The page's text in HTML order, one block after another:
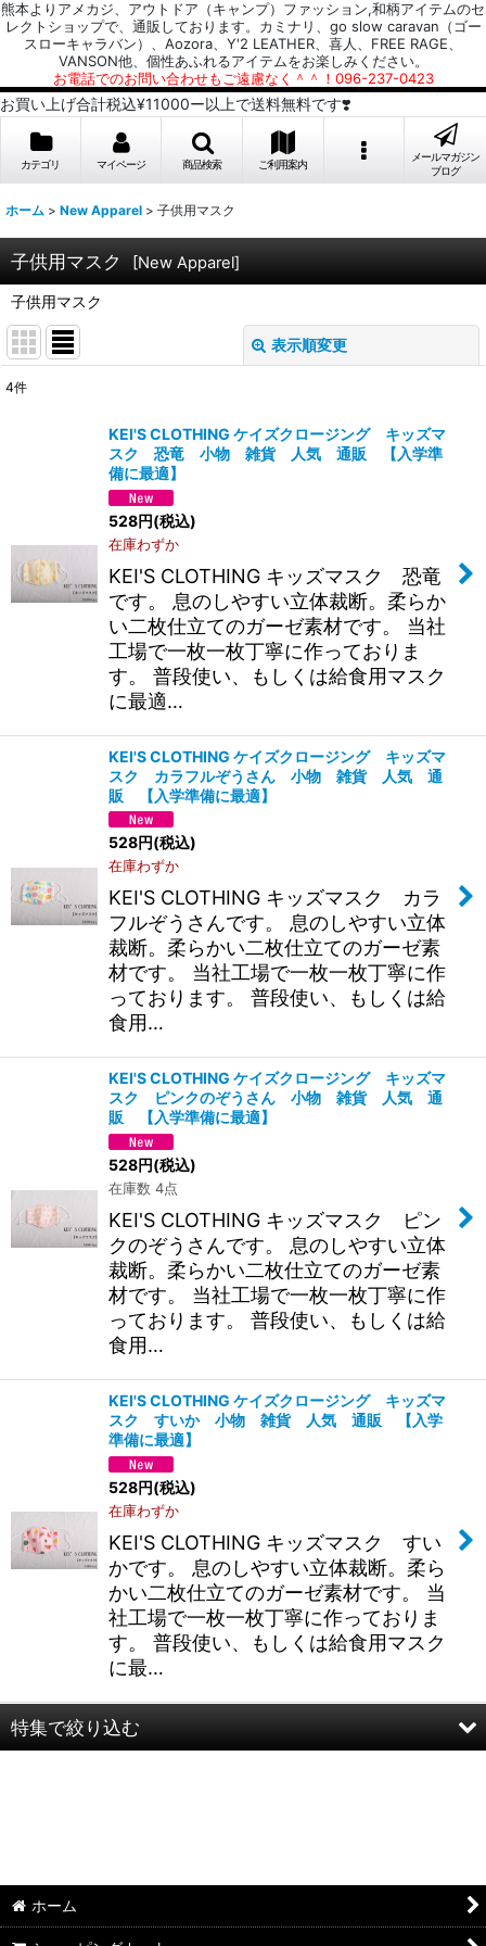
熊本よりアメカジ、アウトドア（キャンプ）ファッション,和柄アイテムのセ
レクトショップで、通販しております。カミナリ、go slow caravan（ゴー
スローキャラバン）、Aozora、Y'2 LEATHER、喜人、FREE RAGE、
VANSON他、個性あふれるアイテムをお楽しみください。
お電話でのお問い合わせもご遠慮なく＾＾！096-237-0423
お買い上げ合計税込¥11000ー以上で送料無料です❣️
カテゴリ マイページ 商品検索 ご利用案内
メールマガジン
ブログ
ホーム > New Apparel > 子供用マスク
子供用マスク [New Apparel]
子供用マスク
表示順変更
4件
KEI'S CLOTHING ケイズクロージング キッズマ
スク 恐竜 小物 雑貨 人気 通販 【入学準
備に最適】
528円(税込)
在庫わずか
KEI'S CLOTHING キッズマスク 恐竜
です。 息のしやすい立体裁断。柔らか
い二枚仕立てのガーゼ素材です。 当社
工場で一枚一枚丁寧に作っておりま
す。 普段使い、もしくは給食用マスク
に最適…
KEI'S CLOTHING ケイズクロージング キッズマ
スク カラフルぞうさん 小物 雑貨 人気 通
販 【入学準備に最適】
528円(税込)
在庫わずか
KEI'S CLOTHING キッズマスク カラ
フルぞうさんです。 息のしやすい立体
裁断。柔らかい二枚仕立てのガーゼ素
材です。 当社工場で一枚一枚丁寧に作
っております。 普段使い、もしくは給
食用…
KEI'S CLOTHING ケイズクロージング キッズマ
スク ピンクのぞうさん 小物 雑貨 人気 通
販 【入学準備に最適】
528円(税込)
在庫数 4点
KEI'S CLOTHING キッズマスク ピン
クのぞうさんです。 息のしやすい立体
裁断。柔らかい二枚仕立てのガーゼ素
材です。 当社工場で一枚一枚丁寧に作
っております。 普段使い、もしくは給
食用…
KEI'S CLOTHING ケイズクロージング キッズマ
スク すいか 小物 雑貨 人気 通販 【入学
準備に最適】
528円(税込)
在庫わずか
KEI'S CLOTHING キッズマスク すい
かです。 息のしやすい立体裁断。柔ら
かい二枚仕立てのガーゼ素材です。 当
社工場で一枚一枚丁寧に作っておりま
す。 普段使い、もしくは給食用マスク
に最…
特集で絞り込む
ポロシャツ：アメカジ・他
ホーム